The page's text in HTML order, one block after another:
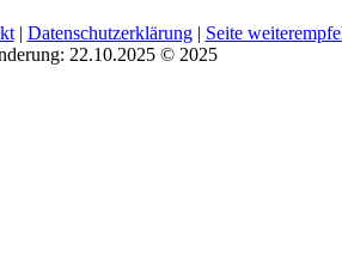
| Datenschutzerklärung| Seite
22.10.2025 © 2025